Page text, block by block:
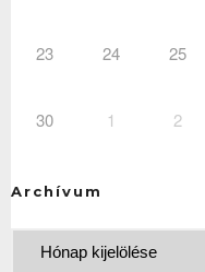
23 24 25
30 1 2
Archívum